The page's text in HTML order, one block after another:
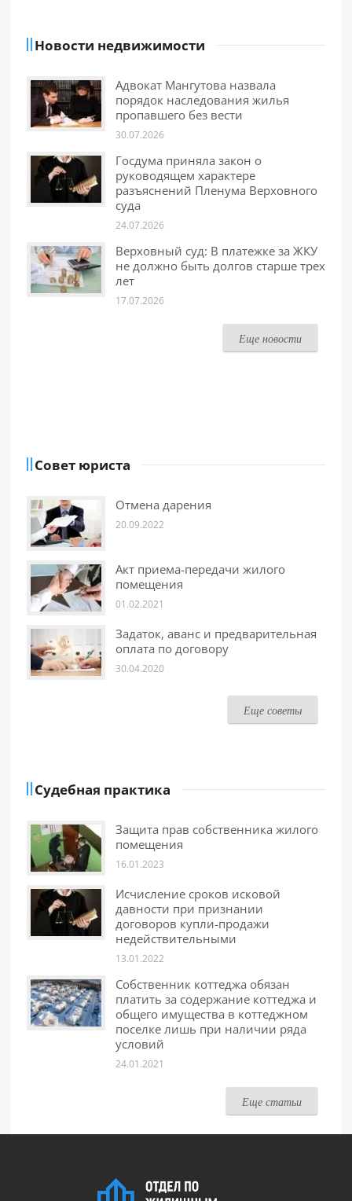
Новости недвижимости
Адвокат Мангутова назвала
порядок наследования жилья
пропавшего без вести
30.07.2026
Госдума приняла закон о
руководящем характере
разъяснений Пленума Верховного
суда
24.07.2026
Верховный суд: В платежке за ЖКУ
не должно быть долгов старше трех
лет
17.07.2026
Еще новости
Совет юриста
Отмена дарения
20.09.2022
Акт приема-передачи жилого
помещения
01.02.2021
Задаток, аванс и предварительная
оплата по договору
30.04.2020
Еще советы
Судебная практика
Защита прав собственника жилого
помещения
16.01.2023
Исчисление сроков исковой
давности при признании
договоров купли-продажи
недействительными
13.01.2022
Собственник коттеджа обязан
платить за содержание коттеджа и
общего имущества в коттеджном
поселке лишь при наличии ряда
условий
24.01.2021
Еще статьи